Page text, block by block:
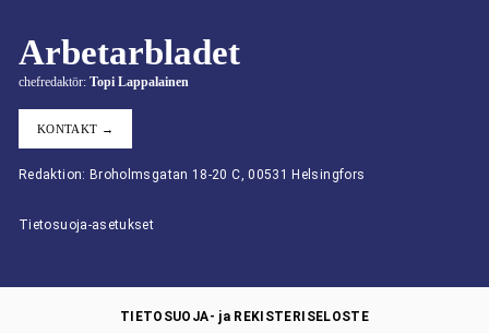
Arbetarbladet
chefredaktör: Topi Lappalainen
KONTAKT →
Redaktion: Broholmsgatan 18-20 C, 00531 Helsingfors
Tietosuoja-asetukset
TIETOSUOJA- ja REKISTERISELOSTE